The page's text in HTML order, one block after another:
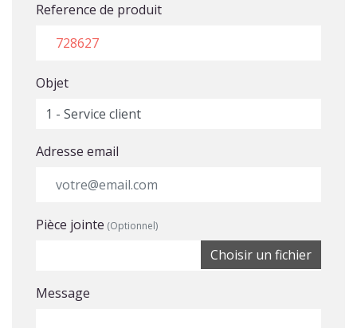
Reference de produit
Objet
Adresse email
Pièce jointe (Optionnel)
Message